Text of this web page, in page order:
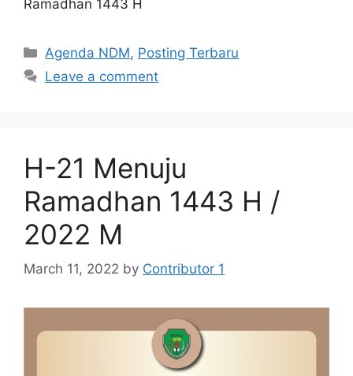
Ramadhan 1443 H
Categories
Agenda NDM, Posting Terbaru
Leave a comment
H-21 Menuju
Ramadhan 1443 H /
2022 M
March 11, 2022 by Contributor 1